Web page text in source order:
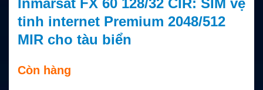
Inmarsat FX 60 128/32 CIR: SIM vệ
tinh internet Premium 2048/512
MIR cho tàu biển
Còn hàng